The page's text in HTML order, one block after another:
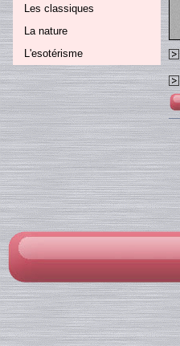
Les classiques
La nature
L'esotérisme